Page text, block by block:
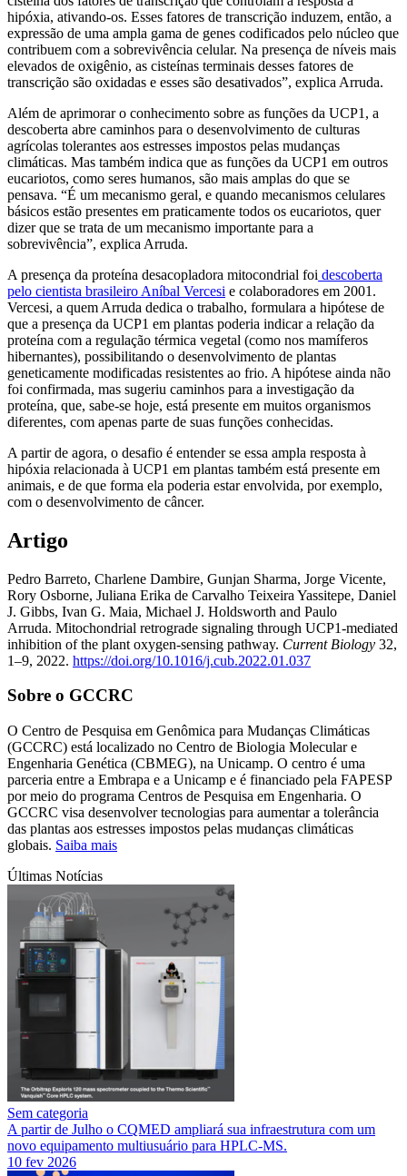
hipóxia, ativando-os. Esses fatores de transcrição induzem, então, a
expressão de uma ampla gama de genes codificados pelo núcleo que
contribuem com a sobrevivência celular. Na presença de níveis mais
elevados de oxigênio, as cisteínas terminais desses fatores de
transcrição são oxidadas e esses são desativados”, explica Arruda.
Além de aprimorar o conhecimento sobre as funções da UCP1, a
descoberta abre caminhos para o desenvolvimento de culturas
agrícolas tolerantes aos estresses impostos pelas mudanças
climáticas. Mas também indica que as funções da UCP1 em outros
eucariotos, como seres humanos, são mais amplas do que se
pensava. “É um mecanismo geral, e quando mecanismos celulares
básicos estão presentes em praticamente todos os eucariotos, quer
dizer que se trata de um mecanismo importante para a
sobrevivência”, explica Arruda.
A presença da proteína desacopladora mitocondrial foi descoberta
pelo cientista brasileiro Aníbal Vercesi e colaboradores em 2001.
Vercesi, a quem Arruda dedica o trabalho, formulara a hipótese de
que a presença da UCP1 em plantas poderia indicar a relação da
proteína com a regulação térmica vegetal (como nos mamíferos
hibernantes), possibilitando o desenvolvimento de plantas
geneticamente modificadas resistentes ao frio. A hipótese ainda não
foi confirmada, mas sugeriu caminhos para a investigação da
proteína, que, sabe-se hoje, está presente em muitos organismos
diferentes, com apenas parte de suas funções conhecidas.
A partir de agora, o desafio é entender se essa ampla resposta à
hipóxia relacionada à UCP1 em plantas também está presente em
animais, e de que forma ela poderia estar envolvida, por exemplo,
com o desenvolvimento de câncer.
Artigo
Pedro Barreto, Charlene Dambire, Gunjan Sharma, Jorge Vicente,
Rory Osborne, Juliana Erika de Carvalho Teixeira Yassitepe, Daniel
J. Gibbs, Ivan G. Maia, Michael J. Holdsworth and Paulo
Arruda. Mitochondrial retrograde signaling through UCP1-mediated
inhibition of the plant oxygen-sensing pathway. Current Biology 32,
1–9, 2022. https://doi.org/10.1016/j.cub.2022.01.037
Sobre o GCCRC
O Centro de Pesquisa em Genômica para Mudanças Climáticas
(GCCRC) está localizado no Centro de Biologia Molecular e
Engenharia Genética (CBMEG), na Unicamp. O centro é uma
parceria entre a Embrapa e a Unicamp e é financiado pela FAPESP
por meio do programa Centros de Pesquisa em Engenharia. O
GCCRC visa desenvolver tecnologias para aumentar a tolerância
das plantas aos estresses impostos pelas mudanças climáticas
globais. Saiba mais
Últimas Notícias
Sem categoria
A partir de Julho o CQMED ampliará sua infraestrutura com um
novo equipamento multiusuário para HPLC-MS.
10 fev 2026